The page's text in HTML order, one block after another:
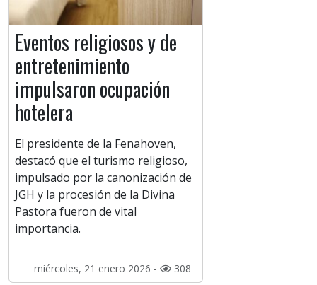
Eventos religiosos y de
entretenimiento
impulsaron ocupación
hotelera
El presidente de la Fenahoven,
destacó que el turismo religioso,
impulsado por la canonización de
JGH y la procesión de la Divina
Pastora fueron de vital
importancia.
miércoles, 21 enero 2026 - 308